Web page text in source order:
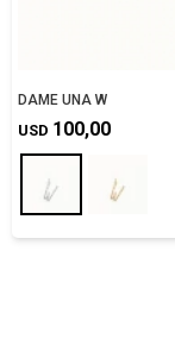
DAME UNA W
USD 100,00